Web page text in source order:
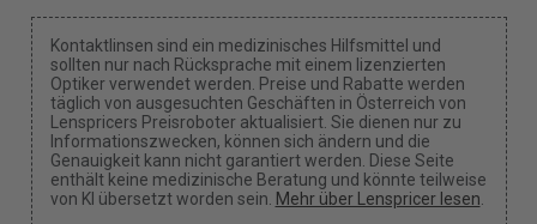
Kontaktlinsen sind ein medizinisches Hilfsmittel und
sollten nur nach Rücksprache mit einem lizenzierten
Optiker verwendet werden. Preise und Rabatte werden
täglich von ausgesuchten Geschäften in Österreich von
Lenspricers Preisroboter aktualisiert. Sie dienen nur zu
Informationszwecken, können sich ändern und die
Genauigkeit kann nicht garantiert werden. Diese Seite
enthält keine medizinische Beratung und könnte teilweise
von KI übersetzt worden sein. Mehr über Lenspricer lesen.